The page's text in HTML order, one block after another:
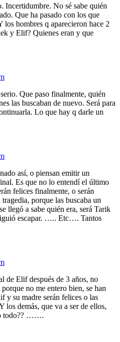
No sé sabe quién
Que ha pasado con los que
hombres q aparecieron hace 2
y Elif? Quienes eran y que
Que paso finalmente, quién
las buscaban de nuevo. Será para
Lo que hay q darle un
así, o piensan emitir un
Es que no lo entendí el último
felices finalmente, o serán
porque las buscaba un
llegó a sabe quién era, será Tarik
escapar. ….. Etc…. Tantos
de Elif después de 3 años, no
no me entero bien, se han
y su madre serán felices o las
los demás, que va a ser de ellos,
todo?? …….